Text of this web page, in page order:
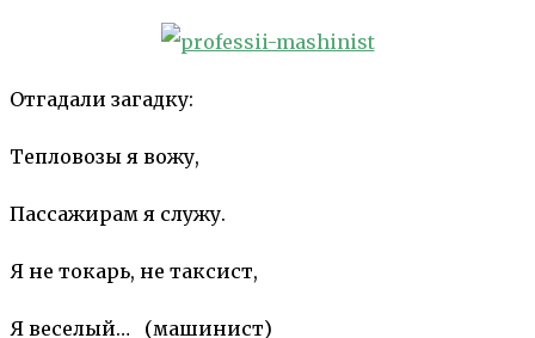
Отгадали загадку:
Тепловозы я вожу,
Пассажирам я служу.
Я не токарь, не таксист,
Я веселый… (машинист)